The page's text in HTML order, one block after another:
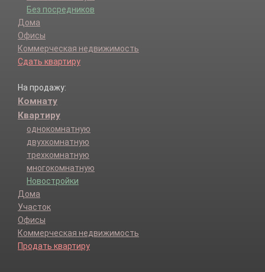
Без посредников
Дома
Офисы
Коммерческая недвижимость
Сдать квартиру
На продажу:
Комнату
Квартиру
однокомнатную
двухкомнатную
трехкомнатную
многокомнатную
Новостройки
Дома
Участок
Офисы
Коммерческая недвижимость
Продать квартиру